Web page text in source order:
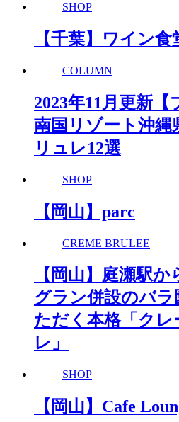
SHOP
【千葉】ワイン食
COLUMN
2023年11月更新【
南国リゾート沖縄
リュレ12選
SHOP
【岡山】parc
CREME BRULEE
【岡山】庭瀬駅
グラン併設のバ
ただく本格「クレ
レ」
SHOP
【岡山】Cafe